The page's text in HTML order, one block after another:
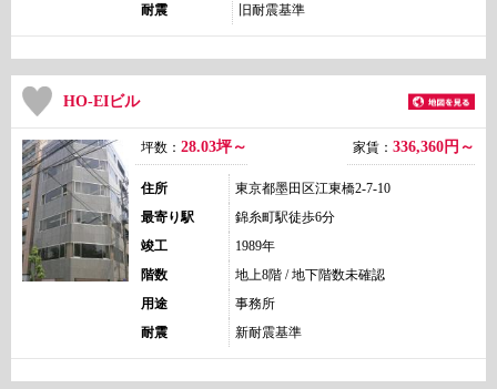
耐震
旧耐震基準
HO-EIビル
坪数： 28.03坪～ 家賃： 336,360 円～
住所
東京都墨田区江東橋2-7-10
最寄り駅
錦糸町駅徒歩6分
竣工
1989年
階数
地上8階 / 地下階数未確認
用途
事務所
耐震
新耐震基準